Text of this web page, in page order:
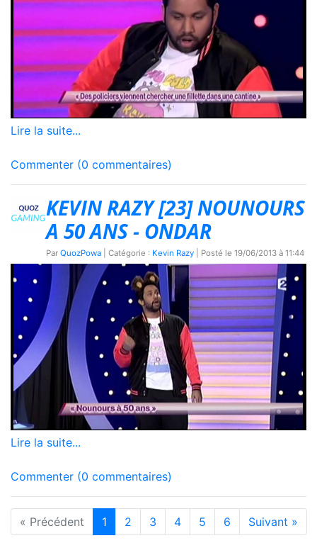
Lire la suite...
Commenter (0 commentaires)
KEVIN RAZY [23] NOUNOURS
A 50 ANS - ONDAR
Par QuozPowa | Catégorie : Kevin Razy | Posté le 19/06/2013 à 11:44
Lire la suite...
Commenter (0 commentaires)
« Précédent 1 2 3 4 5 6 Suivant »